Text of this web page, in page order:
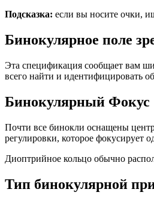
Подсказка: если вы носите очки,
Бинокулярное поле
Эта спецификация сообщает вам ширину области (обычно в футах), которую вы можете просмотреть с первого взгляда, в 1000 ярдах от того места, где вы стоите. Широкое поле зрения лучше
всего найти и идентифицировать
Бинокулярный Фокус
Почти все бинокли оснащены центральным фокусирующим колесом, которое одновременно фокусирует оба ствола на бинокль. Они также обычно включают в себя кольцо диоптрийной
регулировки, которое фокусирует
Диоптрийное кольцо обычно
Тип бинокулярной